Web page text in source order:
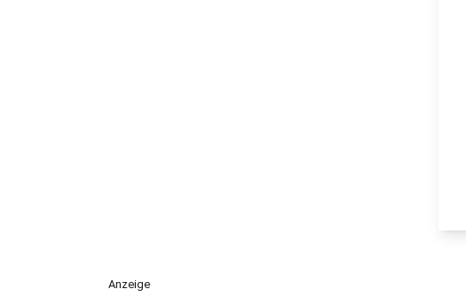
Anzeige